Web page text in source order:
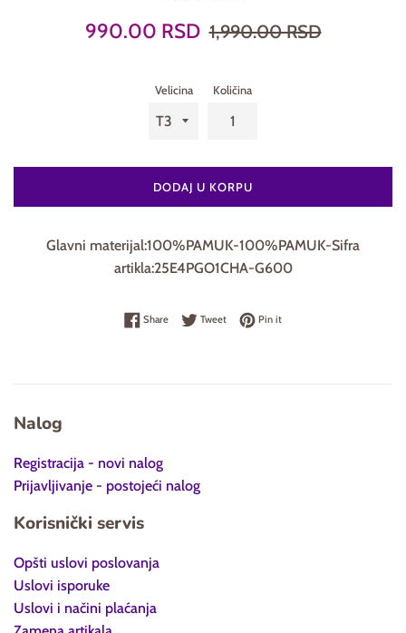
Prodajna
990.00 RSD Regularna
1,990.00 RSD
Velicina Količina
DODAJ U KORPU
Glavni materijal:100%PAMUK-100%PAMUK-Sifra
artikla:25E4PGO1CHA-G600
ShareShare on Facebook
TweetTweet on Twitter
Pin itPin on Pinterest
Nalog
Registracija - novi nalog
Prijavljivanje - postojeći nalog
Korisnički servis
Opšti uslovi poslovanja
Uslovi isporuke
Uslovi i načini plaćanja